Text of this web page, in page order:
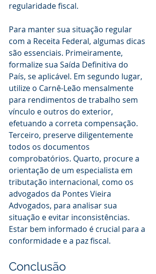
regularidade fiscal.
Para manter sua situação regular
com a Receita Federal, algumas dicas
são essenciais. Primeiramente,
formalize sua Saída Definitiva do
País, se aplicável. Em segundo lugar,
utilize o Carnê-Leão mensalmente
para rendimentos de trabalho sem
vínculo e outros do exterior,
efetuando a correta compensação.
Terceiro, preserve diligentemente
todos os documentos
comprobatórios. Quarto, procure a
orientação de um especialista em
tributação internacional, como os
advogados da Pontes Vieira
Advogados, para analisar sua
situação e evitar inconsistências.
Estar bem informado é crucial para a
conformidade e a paz fiscal.
Conclusão